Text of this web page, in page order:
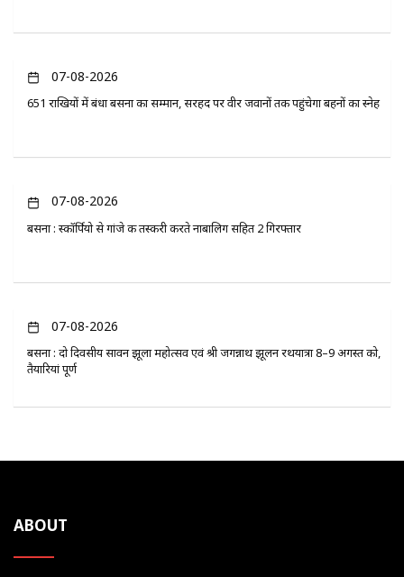
07-08-2026
651 राखियों में बंधा बसना का सम्मान, सरहद पर वीर जवानों तक पहुंचेगा बहनों का स्नेह
07-08-2026
बसना : स्कॉर्पियो से गांजे की तस्करी करते नाबालिग सहित 2 गिरफ्तार
07-08-2026
बसना : दो दिवसीय सावन झूला महोत्सव एवं श्री जगन्नाथ झूलन रथयात्रा 8–9 अगस्त को,
तैयारियां पूर्ण
ABOUT